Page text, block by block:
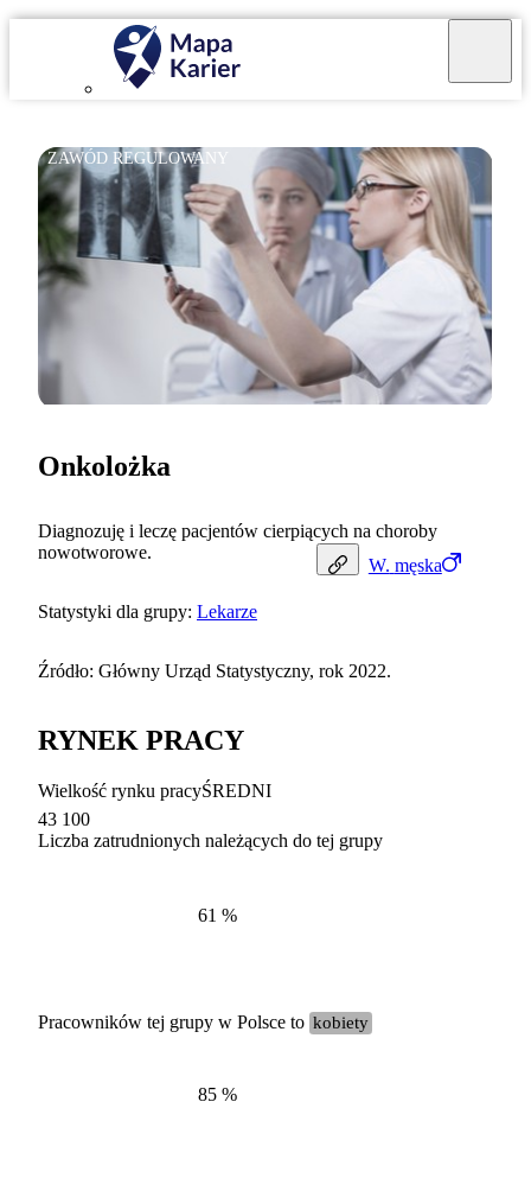
ZAWÓD REGULOWANY
W. męska
Onkolożka
Diagnozuję i leczę pacjentów cierpiących na choroby
nowotworowe.
Statystyki dla grupy: Lekarze
Źródło: Główny Urząd Statystyczny, rok 2022.
RYNEK PRACY
Wielkość rynku pracyŚREDNI
43 100
Liczba zatrudnionych należących do tej grupy
61 %
Pracowników tej grupy w Polsce to kobiety
85 %